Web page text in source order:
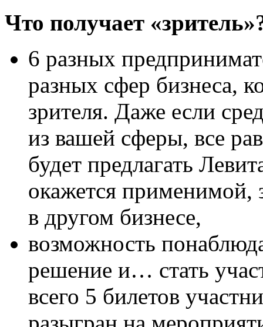
Что получает
6 разных
разных сфер бизнеса,
зрителя. Даже если
из вашей сферы, все
будет предлагать
окажется применимой,
в другом бизнесе,
возможность
решение и… стать
всего 5 билетов